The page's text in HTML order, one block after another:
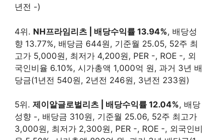
년전 -)
4위. NH프라임리츠 | 배당수익률 13.94%, 배당성
향 13.77%, 배당금 644원, 기준월 25.05, 52주 최
고가 5,000원, 최저가 4,200원, PER -, ROE -, 외
국인비율 6.10%, 시가총액 1,000억 원, 과거 3년 배
당금(1년전 540원, 2년전 246원, 3년전 233원)
5위. 제이알글로벌리츠 | 배당수익률 12.04%, 배당
성향 -, 배당금 310원, 기준월 25.06, 52주 최고가
3,000원, 최저가 2,300원, PER -, ROE -, 외국인비